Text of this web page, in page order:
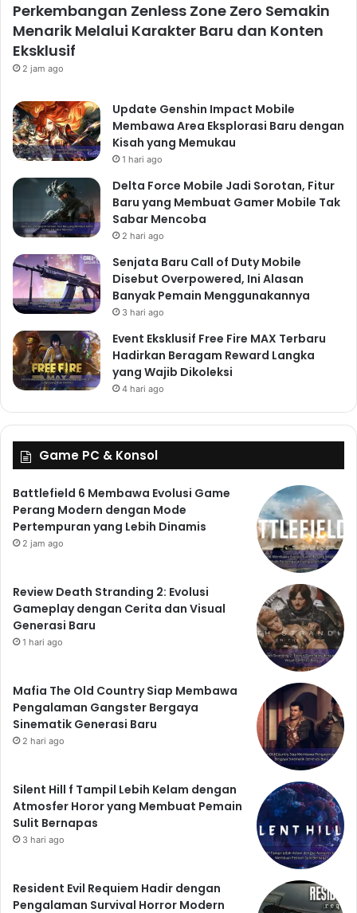
Perkembangan Zenless Zone Zero Semakin
Menarik Melalui Karakter Baru dan Konten
Eksklusif
2 jam ago
Update Genshin Impact Mobile
Membawa Area Eksplorasi Baru dengan
Kisah yang Memukau
1 hari ago
Delta Force Mobile Jadi Sorotan, Fitur
Baru yang Membuat Gamer Mobile Tak
Sabar Mencoba
2 hari ago
Senjata Baru Call of Duty Mobile
Disebut Overpowered, Ini Alasan
Banyak Pemain Menggunakannya
3 hari ago
Event Eksklusif Free Fire MAX Terbaru
Hadirkan Beragam Reward Langka
yang Wajib Dikoleksi
4 hari ago
Game PC & Konsol
Battlefield 6 Membawa Evolusi Game
Perang Modern dengan Mode
Pertempuran yang Lebih Dinamis
2 jam ago
Review Death Stranding 2: Evolusi
Gameplay dengan Cerita dan Visual
Generasi Baru
1 hari ago
Mafia The Old Country Siap Membawa
Pengalaman Gangster Bergaya
Sinematik Generasi Baru
2 hari ago
Silent Hill f Tampil Lebih Kelam dengan
Atmosfer Horor yang Membuat Pemain
Sulit Bernapas
3 hari ago
Resident Evil Requiem Hadir dengan
Pengalaman Survival Horror Modern